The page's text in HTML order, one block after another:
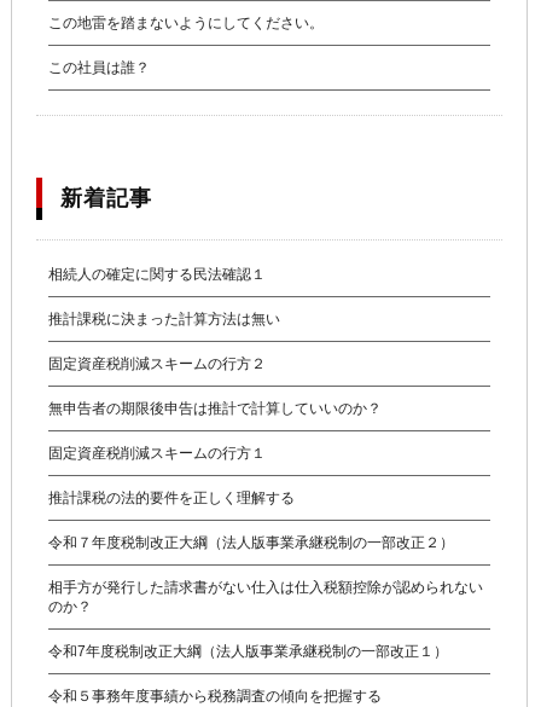
この地雷を踏まないようにしてください。
この社員は誰？
新着記事
相続人の確定に関する民法確認１
推計課税に決まった計算方法は無い
固定資産税削減スキームの行方２
無申告者の期限後申告は推計で計算していいのか？
固定資産税削減スキームの行方１
推計課税の法的要件を正しく理解する
令和７年度税制改正大綱（法人版事業承継税制の一部改正２）
相手方が発行した請求書がない仕入は仕入税額控除が認められない
のか？
令和7年度税制改正大綱（法人版事業承継税制の一部改正１）
令和５事務年度事績から税務調査の傾向を把握する